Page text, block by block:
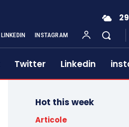
LINKEDIN INSTAGRAM
Twitter Linkedin
Hot this week
Articole